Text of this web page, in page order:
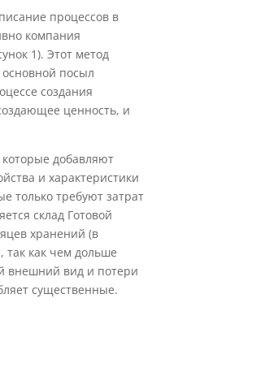
процессов в
компания
1). Этот метод
основной посыл
создания
ценность, и
добавляют
и характеристики
только требуют затрат
склад Готовой
хранений (в
так как чем дольше
внешний вид и потери
существенные.